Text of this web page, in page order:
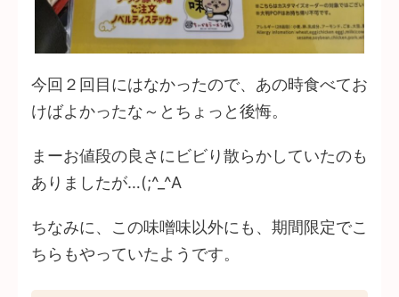
今回２回目にはなかったので、あの時食べてお
けばよかったな～とちょっと後悔。
まーお値段の良さにビビり散らかしていたのも
ありましたが…(;^_^A
ちなみに、この味噌味以外にも、期間限定でこ
ちらもやっていたようです。